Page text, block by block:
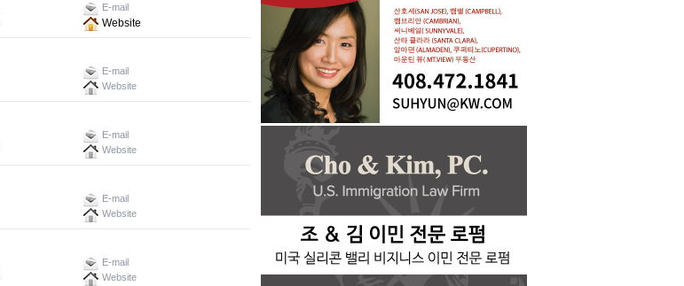
E-mail
Website
E-mail
Website
E-mail
Website
E-mail
Website
E-mail
Website